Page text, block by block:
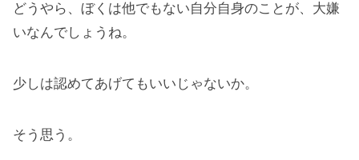
どうやら、ぼくは他でもない自分自身のことが、大嫌
いなんでしょうね。
少しは認めてあげてもいいじゃないか。
そう思う。